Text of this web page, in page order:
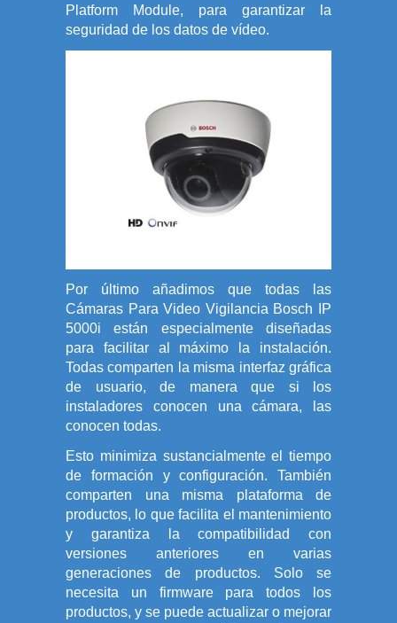
Platform Module, para garantizar la
seguridad de los datos de vídeo.
Por último añadimos que todas las
Cámaras Para Video Vigilancia Bosch IP
5000i están especialmente diseñadas
para facilitar al máximo la instalación.
Todas comparten la misma interfaz gráfica
de usuario, de manera que si los
instaladores conocen una cámara, las
conocen todas.
Esto minimiza sustancialmente el tiempo
de formación y configuración. También
comparten una misma plataforma de
productos, lo que facilita el mantenimiento
y garantiza la compatibilidad con
versiones anteriores en varias
generaciones de productos. Solo se
necesita un firmware para todos los
productos, y se puede actualizar o mejorar